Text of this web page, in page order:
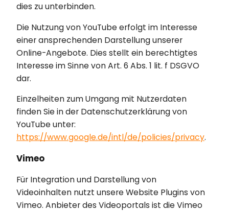
dies zu unterbinden.
Die Nutzung von YouTube erfolgt im Interesse
einer ansprechenden Darstellung unserer
Online-Angebote. Dies stellt ein berechtigtes
Interesse im Sinne von Art. 6 Abs. 1 lit. f DSGVO
dar.
Einzelheiten zum Umgang mit Nutzerdaten
finden Sie in der Datenschutzerklärung von
YouTube unter:
https://www.google.de/intl/de/policies/privacy.
Vimeo
Für Integration und Darstellung von
Videoinhalten nutzt unsere Website Plugins von
Vimeo. Anbieter des Videoportals ist die Vimeo